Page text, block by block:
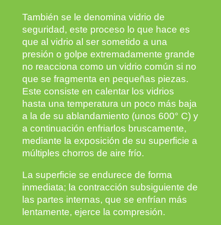
También se le denomina vidrio de
seguridad, este proceso lo que hace es
que al vidrio al ser sometido a una
presión o golpe extremadamente grande
no reacciona como un vidrio común si no
que se fragmenta en pequeñas piezas.
Este consiste en calentar los vidrios
hasta una temperatura un poco más baja
a la de su ablandamiento (unos 600° C) y
a continuación enfriarlos bruscamente,
mediante la exposición de su superficie a
múltiples chorros de aire frío.
La superficie se endurece de forma
inmediata; la contracción subsiguiente de
las partes internas, que se enfrían más
lentamente, ejerce la compresión.